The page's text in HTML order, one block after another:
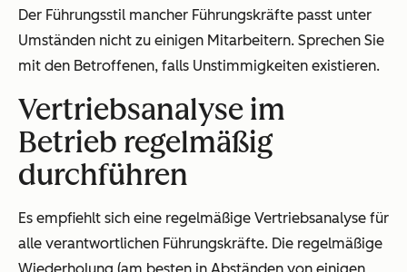
Der Führungsstil mancher Führungskräfte passt unter
Umständen nicht zu einigen Mitarbeitern. Sprechen Sie
mit den Betroffenen, falls Unstimmigkeiten existieren.
Vertriebsanalyse im
Betrieb regelmäßig
durchführen
Es empfiehlt sich eine regelmäßige Vertriebsanalyse für
alle verantwortlichen Führungskräfte. Die regelmäßige